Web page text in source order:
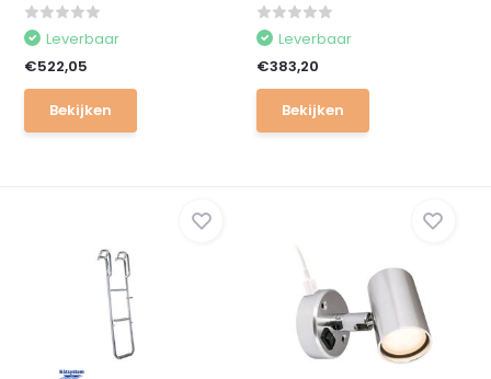
Leverbaar
€522,05
Bekijken
Leverbaar
€383,20
Bekijken